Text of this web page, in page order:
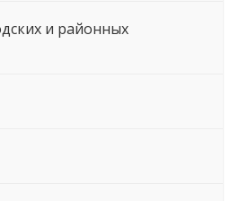
и районных